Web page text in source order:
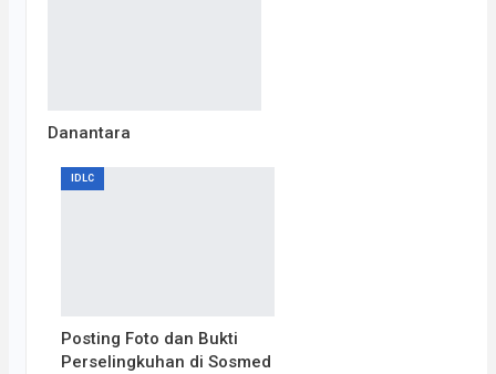
Danantara
IDLC
Posting Foto dan Bukti
Perselingkuhan di Sosmed